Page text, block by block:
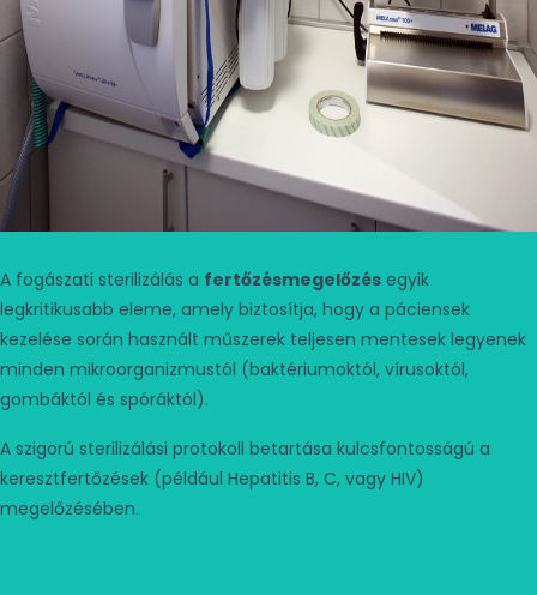
A fogászati sterilizálás a fertőzésmegelőzés egyik
legkritikusabb eleme, amely biztosítja, hogy a páciensek
kezelése során használt műszerek teljesen mentesek legyenek
minden mikroorganizmustól (baktériumoktól, vírusoktól,
gombáktól és spóráktól).
A szigorú sterilizálási protokoll betartása kulcsfontosságú a
keresztfertőzések (például Hepatitis B, C, vagy HIV)
megelőzésében.